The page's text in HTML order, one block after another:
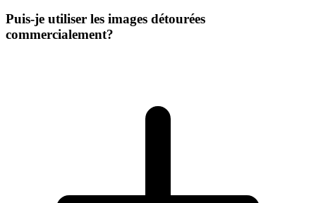
Puis-je utiliser les images détourées
commercialement?